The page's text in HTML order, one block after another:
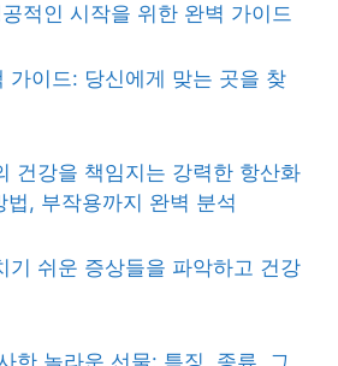
적인 시작을 위한 완벽 가이드
가이드: 당신에게 맞는 곳을 찾
건강을 책임지는 강력한 항산화
, 부작용까지 완벽 분석
기 쉬운 증상들을 파악하고 건강